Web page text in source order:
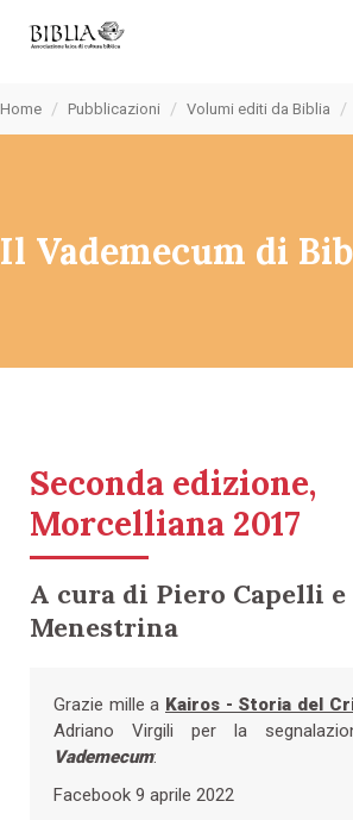
Home Pubblicazioni Volumi editi da Biblia
Il Vademecum di
Seconda edizione,
Morcelliana 2017
A cura di Piero Capelli
Menestrina
Grazie mille a Kairos - Storia del
Adriano Virgili per la
Vademecum:
Facebook 9 aprile 2022